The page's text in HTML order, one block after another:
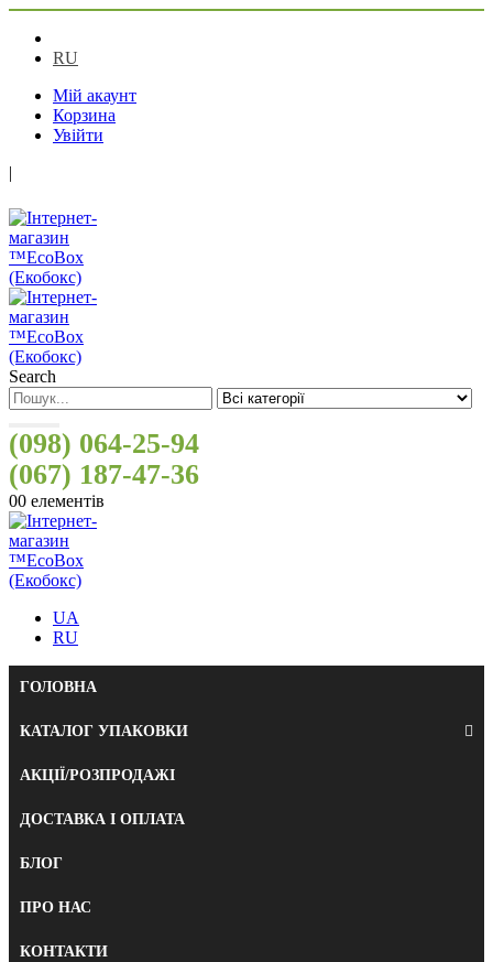
RU
Мій акаунт
Корзина
Увійти
|
Search
(098) 064-25-94
(067) 187-47-36
00 елементів
UA
RU
ГОЛОВНА
КАТАЛОГ УПАКОВКИ
АКЦІЇ/РОЗПРОДАЖІ
ДОСТАВКА І ОПЛАТА
БЛОГ
ПРО НАС
КОНТАКТИ